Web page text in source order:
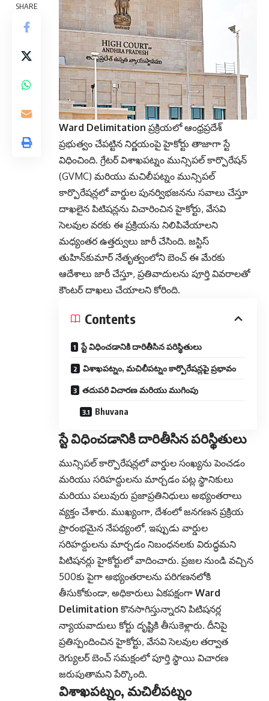
SHARE
Ward Delimitation ప్రక్రియలో ఆంధ్రప్రదేశ్
ప్రభుత్వం చేపట్టిన నిర్ణయంపై హైకోర్టు తాజాగా స్టే
విధించింది. గ్రేటర్ విశాఖపట్నం మున్సిపల్ కార్పొరేషన్
(GVMC) మరియు మచిలీపట్నం మున్సిపల్
కార్పొరేషన్లలో వార్డుల పునర్విభజనను సవాలు చేస్తూ
దాఖలైన పిటిషన్లను విచారించిన హైకోర్టు, వేసవి
సెలవుల వరకు ఈ ప్రక్రియను నిలిపివేయాలని
మధ్యంతర ఉత్తర్వులు జారీ చేసింది. జస్టిస్
తుహిన్‌కుమార్ నేతృత్వంలోని బెంచ్ ఈ మేరకు
ఆదేశాలు జారీ చేస్తూ, ప్రతివాదులను పూర్తి వివరాలతో
కౌంటర్ దాఖలు చేయాలని కోరింది.
Contents
స్టే విధించడానికి దారితీసిన పరిస్థితులు
విశాఖపట్నం, మచిలీపట్నం కార్పొరేషన్లపై ప్రభావం
తదుపరి విచారణ మరియు ముగింపు
Bhuvana
స్టే విధించడానికి దారితీసిన పరిస్థితులు
మున్సిపల్ కార్పొరేషన్లలో వార్డుల సంఖ్యను పెంచడం
మరియు సరిహద్దులను మార్చడం పట్ల స్థానికులు
మరియు పలువురు ప్రజాప్రతినిధులు అభ్యంతరాలు
వ్యక్తం చేశారు. ముఖ్యంగా, దేశంలో జనగణన ప్రక్రియ
ప్రారంభమైన నేపథ్యంలో, ఇప్పుడు వార్డుల
సరిహద్దులను మార్చడం నిబంధనలకు విరుద్ధమని
పిటిషనర్లు హైకోర్టులో వాదించారు. ప్రజల నుండి వచ్చిన
500కు పైగా అభ్యంతరాలను పరిగణనలోకి
తీసుకోకుండా, అధికారులు ఏకపక్షంగా Ward
Delimitation కొనసాగిస్తున్నారని పిటిషనర్ల
న్యాయవాదులు కోర్టు దృష్టికి తీసుకెళ్లారు. దీనిపై
ప్రతిస్పందించిన హైకోర్టు, వేసవి సెలవుల తర్వాత
రెగ్యులర్ బెంచ్ సమక్షంలో పూర్తి స్థాయి విచారణ
జరుపుతామని పేర్కొంది.
విశాఖపట్నం, మచిలీపట్నం